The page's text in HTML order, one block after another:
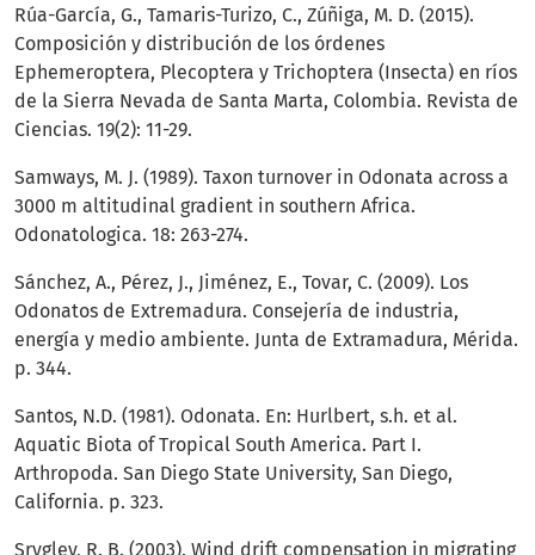
Rúa-García, G., Tamaris-Turizo, C., Zúñiga, M. D. (2015).
Composición y distribución de los órdenes
Ephemeroptera, Plecoptera y Trichoptera (Insecta) en ríos
de la Sierra Nevada de Santa Marta, Colombia. Revista de
Ciencias. 19(2): 11-29.
Samways, M. J. (1989). Taxon turnover in Odonata across a
3000 m altitudinal gradient in southern Africa.
Odonatologica. 18: 263-274.
Sánchez, A., Pérez, J., Jiménez, E., Tovar, C. (2009). Los
Odonatos de Extremadura. Consejería de industria,
energía y medio ambiente. Junta de Extramadura, Mérida.
p. 344.
Santos, N.D. (1981). Odonata. En: Hurlbert, s.h. et al.
Aquatic Biota of Tropical South America. Part I.
Arthropoda. San Diego State University, San Diego,
California. p. 323.
Srygley, R. B. (2003). Wind drift compensation in migrating